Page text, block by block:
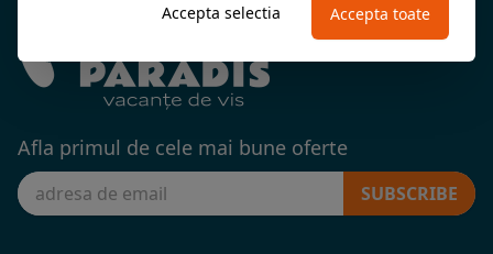
Afla primul de cele mai bune oferte
SUBSCRIBE
Accepta selectia Accepta toate